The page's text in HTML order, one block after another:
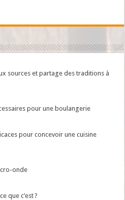
sources et partage des traditions à
pour une boulangerie
pour concevoir une cuisine
onde
que c’est ?